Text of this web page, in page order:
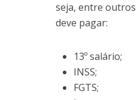
seja, entre
deve pagar:
13º salário;
INSS;
FGTS;